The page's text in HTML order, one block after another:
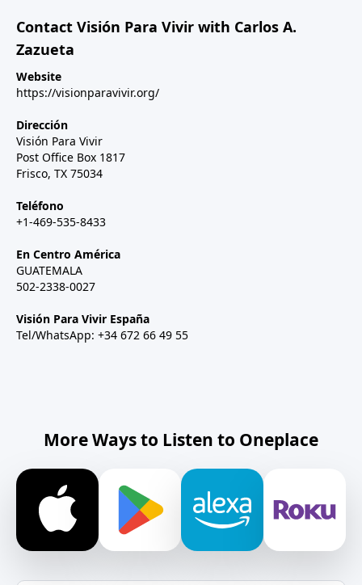
Contact Visión Para Vivir with Carlos A.
Zazueta
Website
https://visionparavivir.org/
Dirección
Visión Para Vivir
Post Office Box 1817
Frisco, TX 75034
Teléfono
+1-469-535-8433
En Centro América
GUATEMALA
502-2338-0027
Visión Para Vivir España
Tel/WhatsApp: +34 672 66 49 55
More Ways to Listen to Oneplace